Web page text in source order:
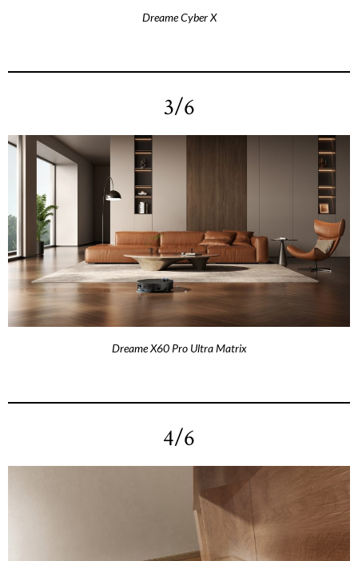
Dreame Cyber X
3/6
Dreame X60 Pro Ultra Matrix
4/6